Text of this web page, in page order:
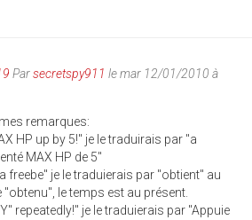
Parsecretspy911 le mar 12/01/2010 à
remarques:
HP up by 5!" je le traduirais par "a
MAX HP de 5"
freebe" je le traduierais par "obtient" au
"obtenu", le temps est au présent.
repeatedly!" je le traduierais par "Appuie